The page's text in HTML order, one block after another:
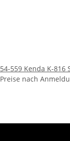
54-559 Kenda K-816
Preise nach